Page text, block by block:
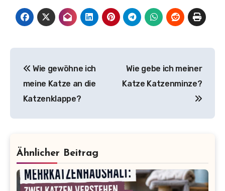
Wie gewöhne ich
meine Katze an die
Katzenklappe?
Wie gebe ich meiner
Katze Katzenminze?
Ähnlicher Beitrag